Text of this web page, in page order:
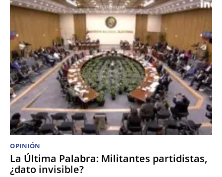
OPINIÓN
La Última Palabra: Militantes partidistas,
¿dato invisible?